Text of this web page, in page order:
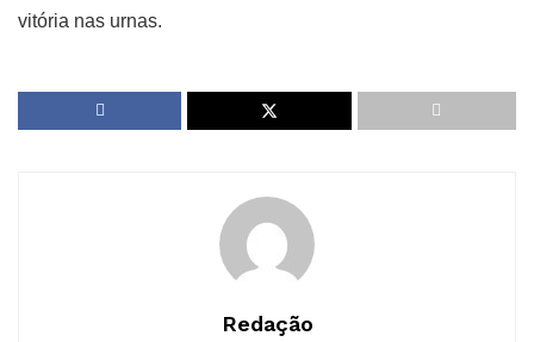
vitória nas urnas.
Redação